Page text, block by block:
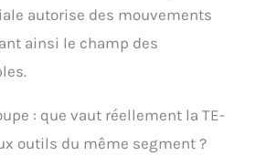
La table en aluminium
extensions latérales
des pièces plus longues.
Travail propre –
L’adaptateur pour
autorise des mouvements
ainsi le champ des
: que vaut réellement la TE-
outils du même segment ?